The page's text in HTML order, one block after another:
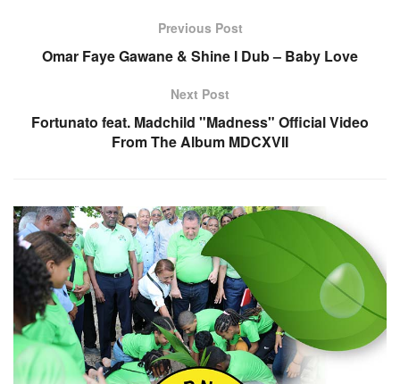
Previous Post
Omar Faye Gawane & Shine I Dub – Baby Love
Next Post
Fortunato feat. Madchild "Madness" Official Video
From The Album MDCXVII